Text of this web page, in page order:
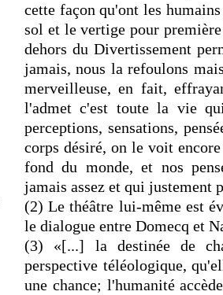
cette façon qu'ont les
sol et le vertige pour
dehors du Divertissement
jamais, nous la refoulons
merveilleuse, en fait,
l'admet c'est toute la vie
perceptions, sensations,
corps désiré, on le voit
fond du monde, et nos
jamais assez et qui justement
(2) Le théâtre lui-même est
le dialogue entre Domecq et
(3) «[...] la destinée de
perspective téléologique,
une chance; l'humanité